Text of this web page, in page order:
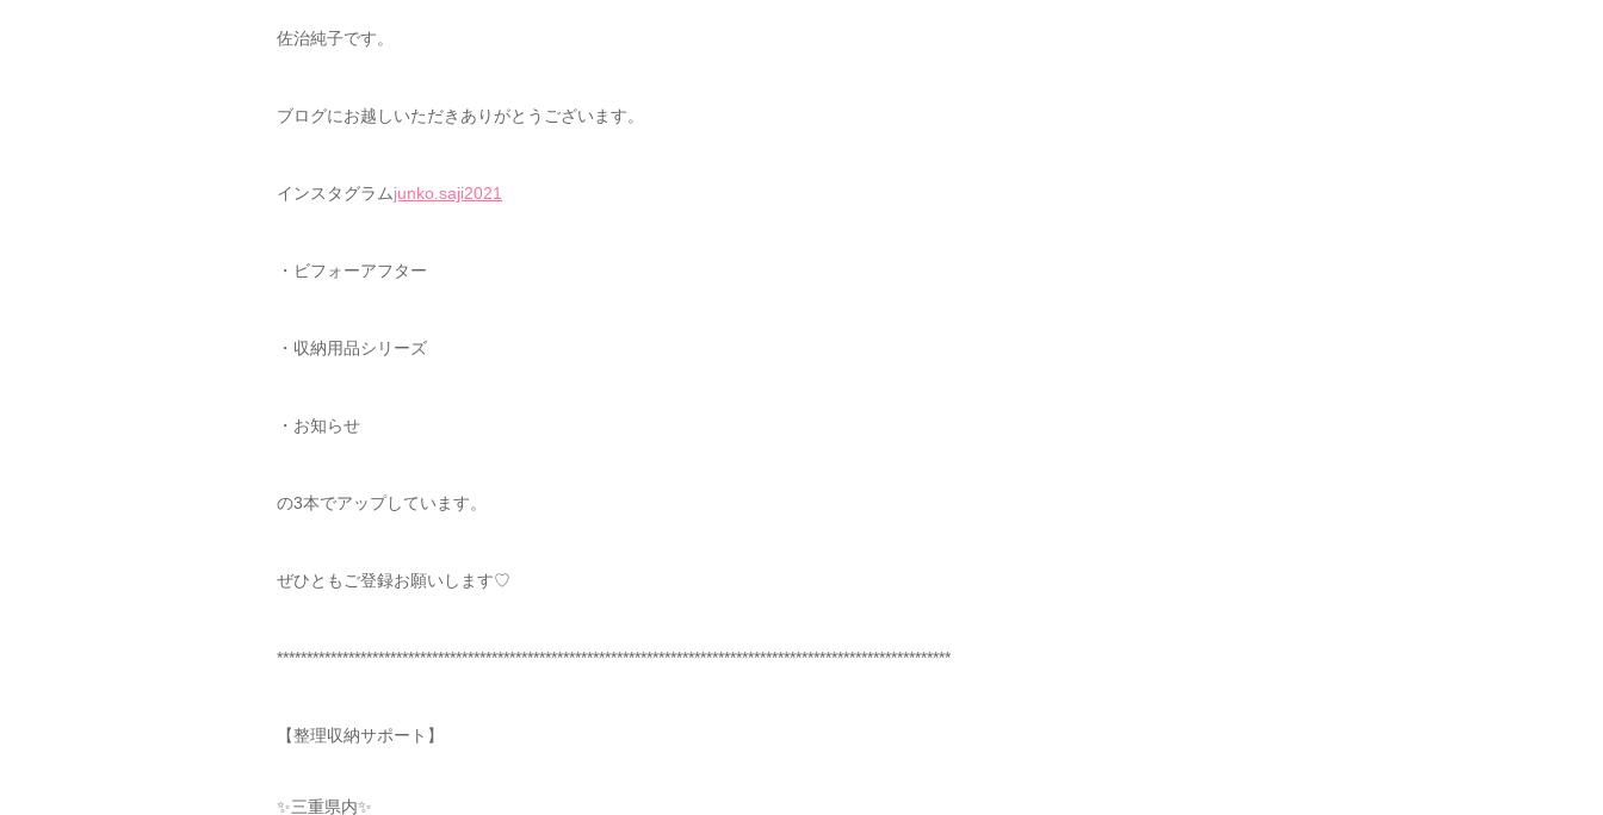
佐治純子です。
ブログにお越しいただきありがとうございます。
インスタグラムjunko.saji2021
・ビフォーアフター
・収納用品シリーズ
・お知らせ
の3本でアップしています。
ぜひともご登録お願いします♡
*****************************************************************************************************************
【整理収納サポート】
✨三重県内✨